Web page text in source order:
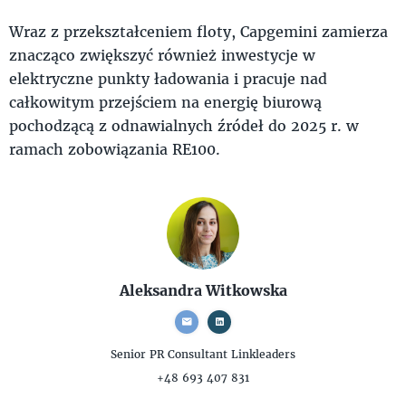
Wraz z przekształceniem floty, Capgemini zamierza
znacząco zwiększyć również inwestycje w
elektryczne punkty ładowania i pracuje nad
całkowitym przejściem na energię biurową
pochodzącą z odnawialnych źródeł do 2025 r. w
ramach zobowiązania RE100.
Aleksandra Witkowska
Senior PR Consultant Linkleaders
+48 693 407 831